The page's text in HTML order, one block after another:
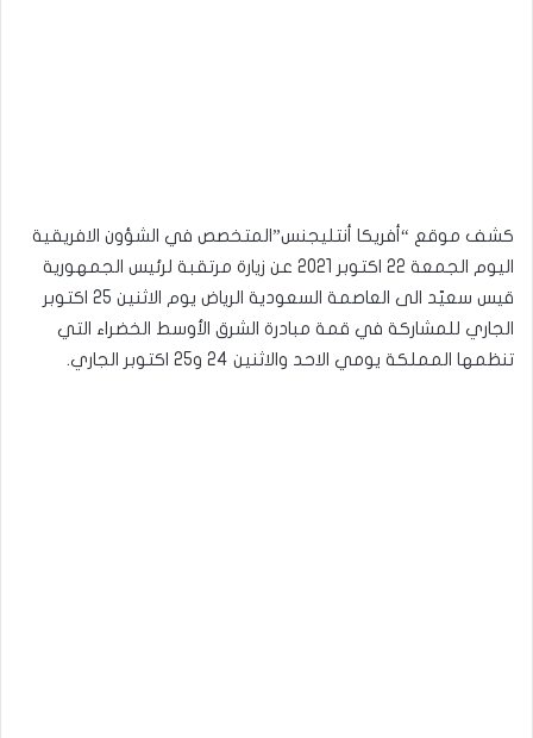
كشف موقع “أفريكا أنتليجنس”المتخصص في الشؤون الافريقية
اليوم الجمعة 22 اكتوبر 2021 عن زيارة مرتقبة لرئيس الجمهورية
قيس سعيّد الى العاصمة السعودية الرياض يوم الاثنين 25 اكتوبر
الجاري للمشاركة في قمة مبادرة الشرق الأوسط الخضراء التي
تنظمها المملكة يومي الاحد والاثنين 24 و25 اكتوبر الجاري.